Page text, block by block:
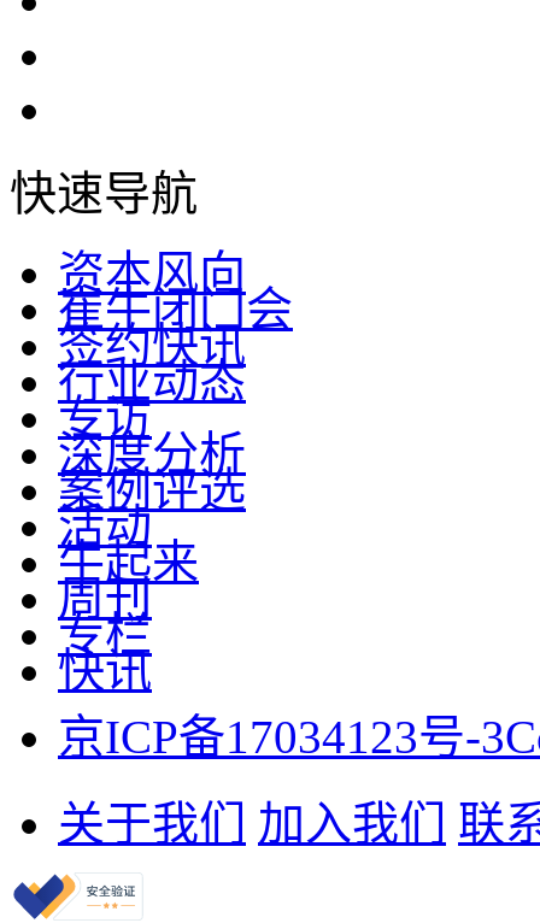
快速导航
资本风向
崔牛闭门会
签约快讯
行业动态
专访
深度分析
案例评选
活动
牛起来
周刊
专栏
快讯
京ICP备17034123号-3
关于我们
加入我们 联